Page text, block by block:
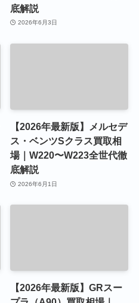
底解説
2026年6月3日
【2026年最新版】メルセデ
ス・ベンツSクラス買取相
場｜W220〜W223全世代徹
底解説
2026年6月1日
【2026年最新版】GRスー